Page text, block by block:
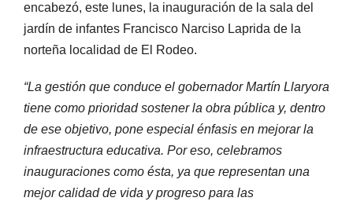
encabezó, este lunes, la inauguración de la sala del
jardín de infantes Francisco Narciso Laprida de la
norteña localidad de El Rodeo.
“La gestión que conduce el gobernador Martín Llaryora
tiene como prioridad sostener la obra pública y, dentro
de ese objetivo, pone especial énfasis en mejorar la
infraestructura educativa. Por eso, celebramos
inauguraciones como ésta, ya que representan una
mejor calidad de vida y progreso para las